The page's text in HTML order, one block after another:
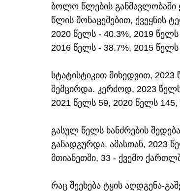
ბოლო წლების განმავლობაში
წლის მონაცემებით, ქვეყნის
2020 წელს - 40.3%, 2019
2016 წელს - 38.7%, 2015 წელს
სტატისტიკით მიხედვით,
შემცირდა. კერძოდ, 2023
2021 წელს 59, 2020 წელს
გასულ წელს ხანძრების
განადგურდა. ამასთან, 2023
მთიანეთში, 33 - ქვემო
რაც შეეხება ტყის აღდგენა-